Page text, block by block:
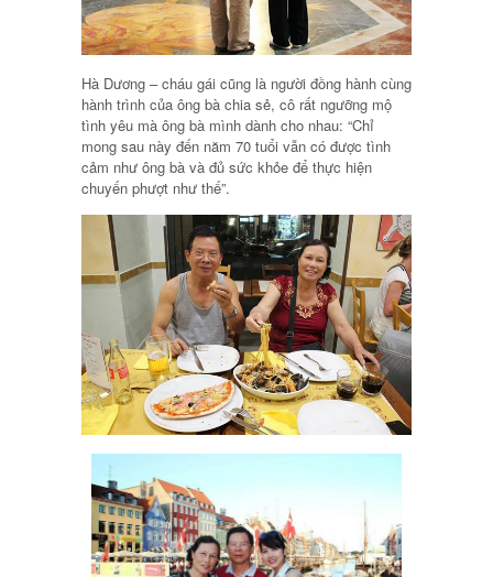
Hà Dương – cháu gái cũng là người đồng hành cùng
hành trình của ông bà chia sẻ, cô rất ngưỡng mộ
tình yêu mà ông bà mình dành cho nhau: “Chỉ
mong sau này đến năm 70 tuổi vẫn có được tình
cảm như ông bà và đủ sức khỏe để thực hiện
chuyến phượt như thế”.